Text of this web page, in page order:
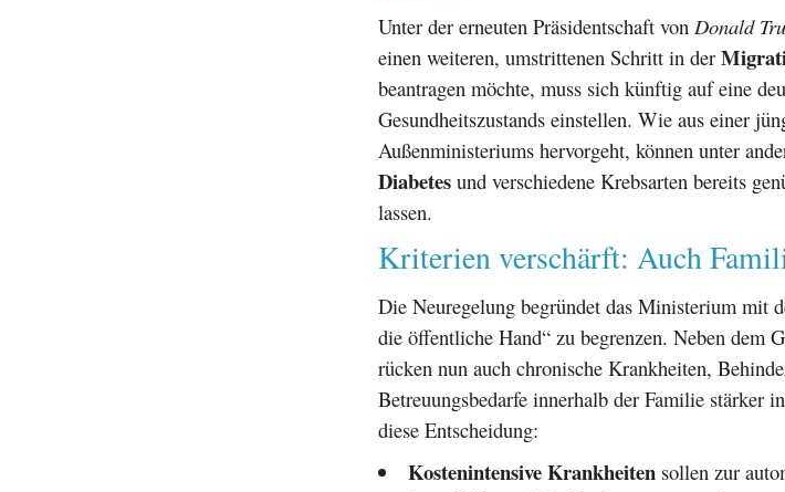
Unter der erneuten Präsidentschaft von Donald
einen weiteren, umstrittenen Schritt in der
beantragen möchte, muss sich künftig auf eine
Gesundheitszustands einstellen. Wie aus einer
Außenministeriums hervorgeht, können unter
Diabetes und verschiedene Krebsarten bereits
lassen.
Kriterien verschärft: Auch
Die Neuregelung begründet das Ministerium mit
die öffentliche Hand“ zu begrenzen. Neben dem
rücken nun auch chronische Krankheiten,
Betreuungsbedarfe innerhalb der Familie stärker
diese Entscheidung:
Kostenintensive Krankheitensollen zur